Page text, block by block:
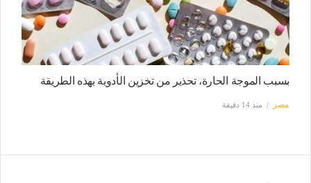
بسبب الموجة الحارة، تحذير من تخزين الأدوية بهذه الطريقة
مصر منذ 14 دقيقة